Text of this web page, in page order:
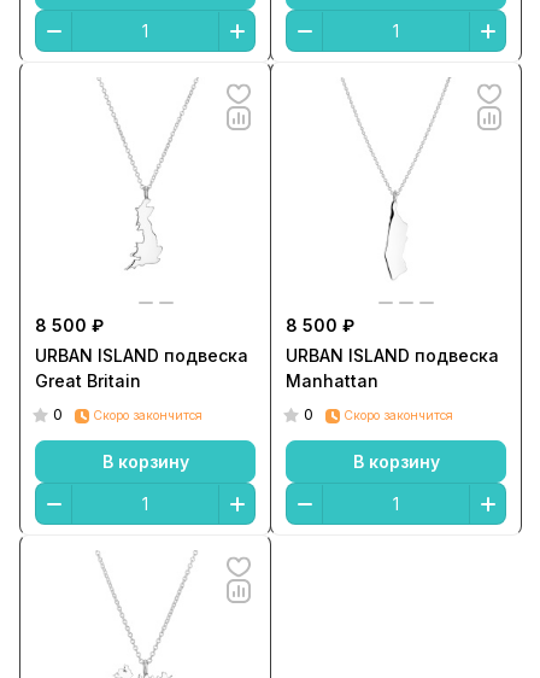
8 500 ₽
URBAN ISLAND подвеска
Great Britain
0 Скоро закончится
В корзину
8 500 ₽
URBAN ISLAND подвеска
Manhattan
0 Скоро закончится
В корзину